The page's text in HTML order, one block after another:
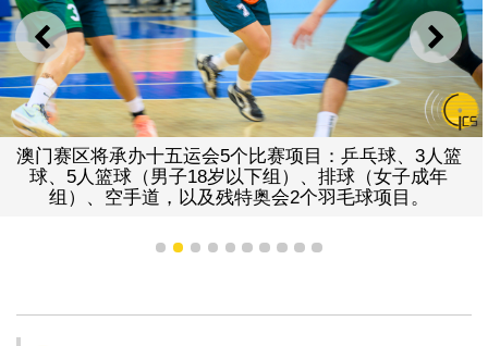
上一则 下一
澳门赛区将承办十五运会5个比赛项目：乒乓球、3人篮
球、5人篮球（男子18岁以下组）、排球（女子成年
组）、空手道，以及残特奥会2个羽毛球项目。
1 2 3 4 5 6 7 8 9 10